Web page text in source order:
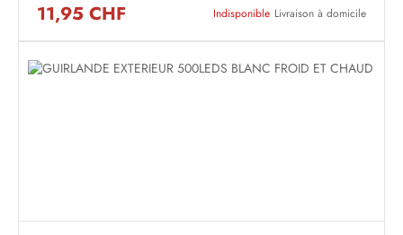
11,95 CHF Indisponible Livraison à domicile